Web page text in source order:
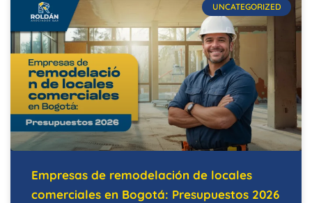
UNCATEGORIZED
Empresas de remodelación de locales
comerciales en Bogotá: Presupuestos 2026